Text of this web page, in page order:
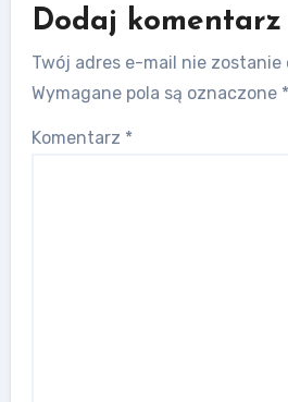
Dodaj komentarz
Twój adres e-mail nie zostanie
Wymagane pola są oznaczone *
Komentarz *